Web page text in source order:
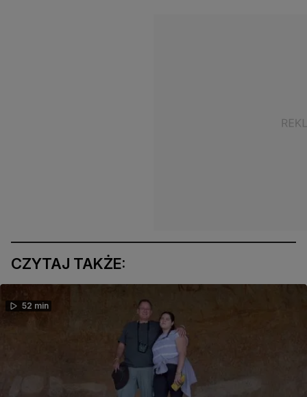
CZYTAJ TAKŻE:
52 min